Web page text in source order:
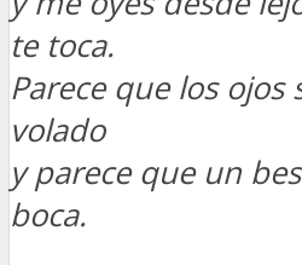
te toca.
Parece que los
volado
y parece que un
boca.